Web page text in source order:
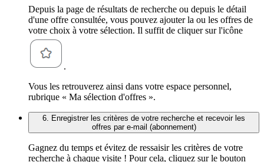
Depuis la page de résultats de recherche ou depuis le détail
d'une offre consultée, vous pouvez ajouter la ou les offres de
votre choix à votre sélection. Il suffit de cliquer sur l'icône
.
Vous les retrouverez ainsi dans votre espace personnel,
rubrique « Ma sélection d'offres ».
6. Enregistrer les critères de votre recherche et recevoir les
offres par e-mail (abonnement)
Gagnez du temps et évitez de ressaisir les critères de votre
recherche à chaque visite ! Pour cela, cliquez sur le bouton